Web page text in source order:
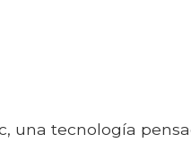
tecnología